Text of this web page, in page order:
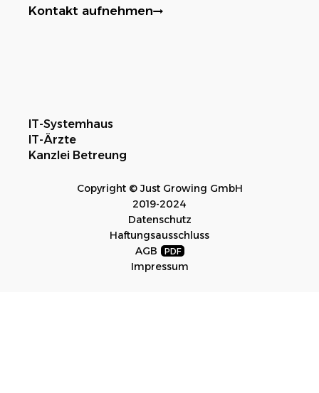
Kontakt aufnehmen
IT-Systemhaus
IT-Ärzte
Kanzlei Betreung
Copyright © Just Growing GmbH
2019-2024
Datenschutz
Haftungsausschluss
AGB
Impressum